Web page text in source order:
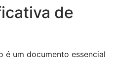
de
um documento essencial